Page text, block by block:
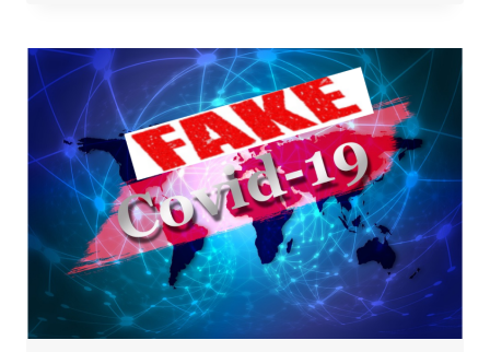
EXIGE
TAMBÉM
A
DIVULGAÇÃO
DE
MENSAGENS
DE
TEXTO
SECRETAS
ENTRE
A
UE-
LEYEN